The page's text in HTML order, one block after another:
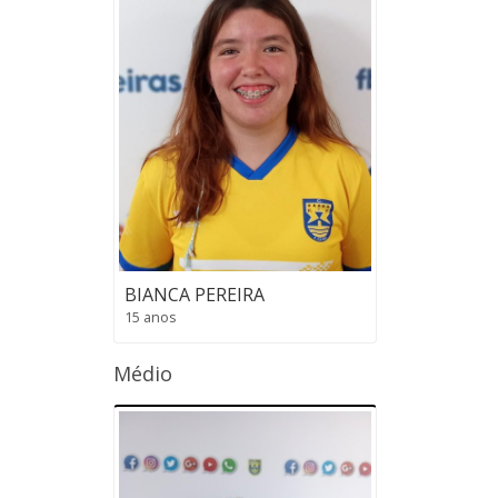
BIANCA PEREIRA
15 anos
Médio